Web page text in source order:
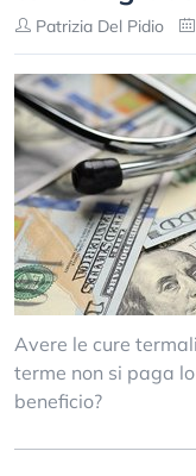
Patrizia Del Pidio
Avere le cure
terme non si paga
beneficio?